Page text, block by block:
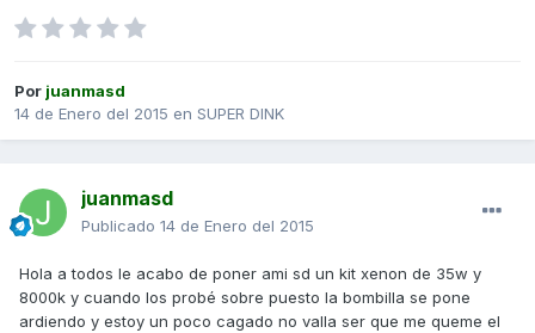
Por juanmasd
14 de Enero del 2015 en SUPER DINK
juanmasd
Publicado 14 de Enero del 2015
Hola a todos le acabo de poner ami sd un kit xenon de 35w y
8000k y cuando los probé sobre puesto la bombilla se pone
ardiendo y estoy un poco cagado no valla ser que me queme el